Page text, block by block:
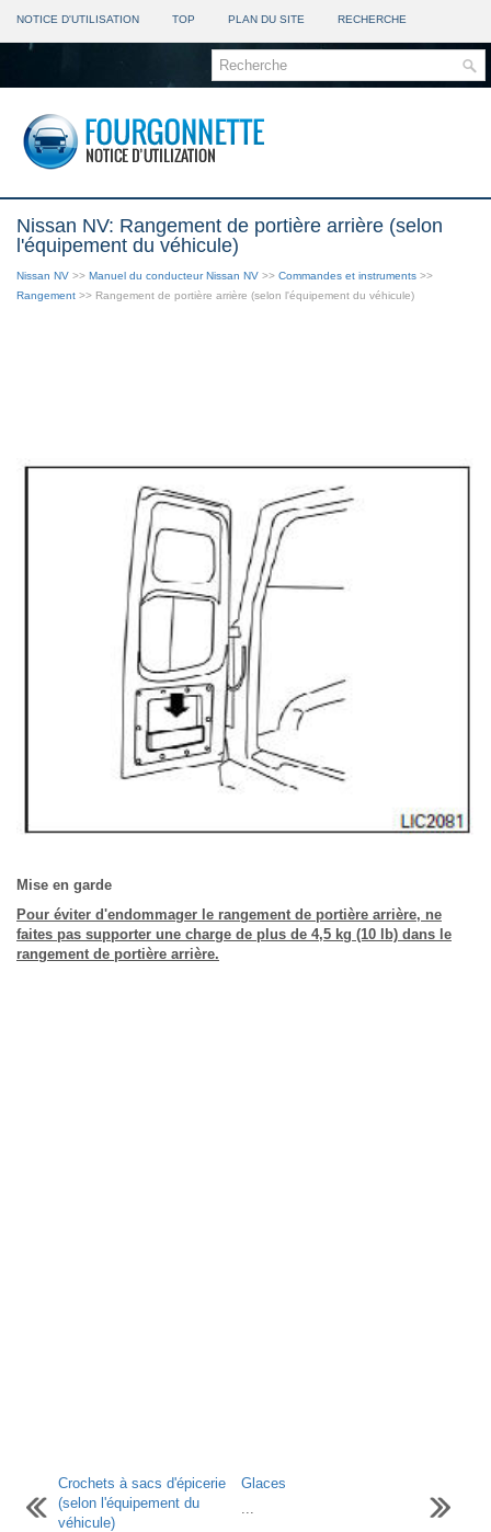
NOTICE D'UTILISATION TOP PLAN DU SITE RECHERCHE
Nissan NV: Rangement de portière arrière (selon
l'équipement du véhicule)
Nissan NV >> Manuel du conducteur Nissan NV >> Commandes et instruments >>
Rangement >> Rangement de portière arrière (selon l'équipement du véhicule)
Mise en garde
Pour éviter d'endommager le rangement de portière arrière, ne
faites pas supporter une charge de plus de 4,5 kg (10 lb) dans le
rangement de portière arrière.
Crochets à sacs d'épicerie
(selon l'équipement du
véhicule)
Glaces